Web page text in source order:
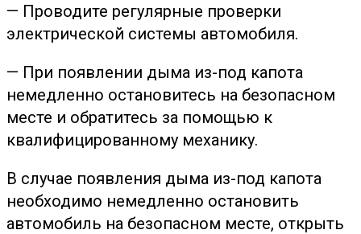
— Проводите регулярные проверки
электрической системы автомобиля.
— При появлении дыма из-под капота
немедленно остановитесь на безопасном
месте и обратитесь за помощью к
квалифицированному механику.
В случае появления дыма из-под капота
необходимо немедленно остановить
автомобиль на безопасном месте, открыть